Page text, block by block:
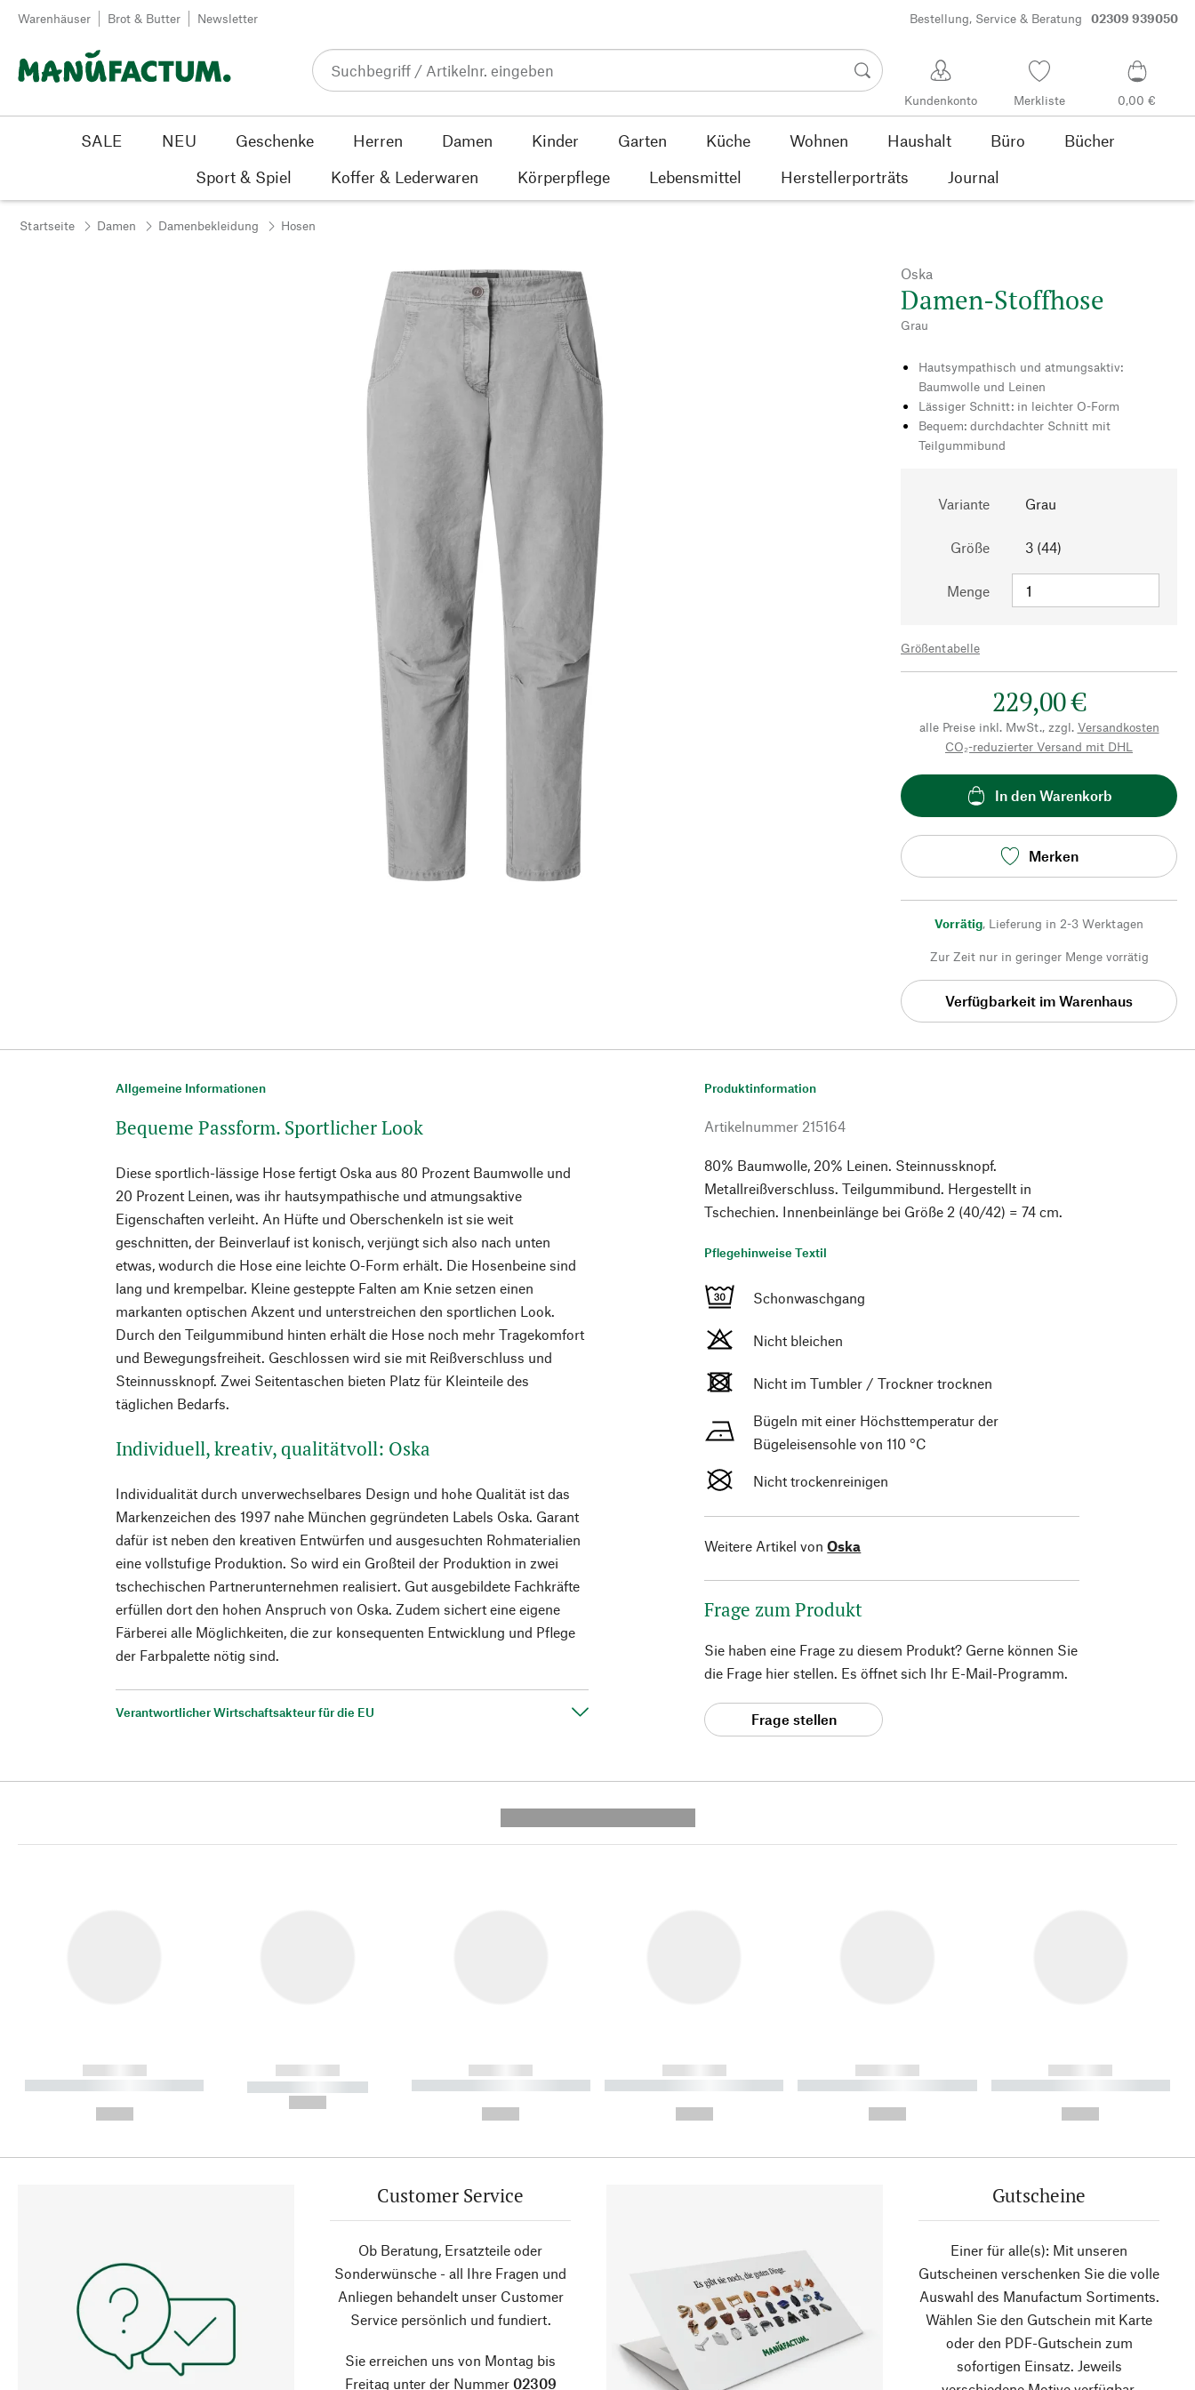
Zum Inhalt springen
Warenhäuser Brot & Butter Newsletter Bestellung, Service & Beratung 02309 939050
Kundenkonto Merkliste 0,00 €
SALE NEU Geschenke Herren Damen Kinder Garten Küche Wohnen Haushalt Büro
Bücher
Sport & Spiel
Koffer & Lederwaren Körperpflege Lebensmittel Herstellerporträts Journal
Startseite Damen Damenbekleidung Hosen
Oska
Damen-Stoffhose
Grau
Hautsympathisch und atmungsaktiv:
Baumwolle und Leinen
Lässiger Schnitt: in leichter O-Form
Bequem: durchdachter Schnitt mit
Teilgummibund
Variante Grau
Größe 3 (44)
Menge
Größentabelle
229,00 €
alle Preise inkl. MwSt., zzgl. Versandkosten
CO₂-reduzierter Versand mit DHL
In den Warenkorb
Merken
Vorrätig, Lieferung in 2-3 Werktagen
Zur Zeit nur in geringer Menge vorrätig
Verfügbarkeit im Warenhaus
Allgemeine Informationen
Bequeme Passform. Sportlicher Look
Diese sportlich-lässige Hose fertigt Oska aus 80 Prozent Baumwolle und
20 Prozent Leinen, was ihr hautsympathische und atmungsaktive
Eigenschaften verleiht. An Hüfte und Oberschenkeln ist sie weit
geschnitten, der Beinverlauf ist konisch, verjüngt sich also nach unten
etwas, wodurch die Hose eine leichte O-Form erhält. Die Hosenbeine sind
lang und krempelbar. Kleine gesteppte Falten am Knie setzen einen
markanten optischen Akzent und unterstreichen den sportlichen Look.
Durch den Teilgummibund hinten erhält die Hose noch mehr Tragekomfort
und Bewegungsfreiheit. Geschlossen wird sie mit Reißverschluss und
Steinnussknopf. Zwei Seitentaschen bieten Platz für Kleinteile des
täglichen Bedarfs.
Individuell, kreativ, qualitätvoll: Oska
Individualität durch unverwechselbares Design und hohe Qualität ist das
Markenzeichen des 1997 nahe München gegründeten Labels Oska. Garant
dafür ist neben den kreativen Entwürfen und ausgesuchten Rohmaterialien
eine vollstufige Produktion. So wird ein Großteil der Produktion in zwei
tschechischen Partnerunternehmen realisiert. Gut ausgebildete Fachkräfte
erfüllen dort den hohen Anspruch von Oska. Zudem sichert eine eigene
Färberei alle Möglichkeiten, die zur konsequenten Entwicklung und Pflege
der Farbpalette nötig sind.
Verantwortlicher Wirtschaftsakteur für die EU
Produktinformation
Artikelnummer 215164
80% Baumwolle, 20% Leinen. Steinnussknopf.
Metallreißverschluss. Teilgummibund. Hergestellt in
Tschechien. Innenbeinlänge bei Größe 2 (40/42) = 74 cm.
Pflegehinweise Textil
Schonwaschgang
Nicht bleichen
Nicht im Tumbler / Trockner trocknen
Bügeln mit einer Höchsttemperatur der
Bügeleisensohle von 110 °C
Nicht trockenreinigen
Weitere Artikel von Oska
Frage zum Produkt
Sie haben eine Frage zu diesem Produkt? Gerne können Sie
die Frage hier stellen. Es öffnet sich Ihr E-Mail-Programm.
Frage stellen
------------
----------- ----------- ----------
------------
----------- -----------
------------
----------- ----------- ----------
------------
----------- ----------- ----------
------------
----------- ----------- ----------
------------
----------- ----------- ----------
Customer Service
Ob Beratung, Ersatzteile oder
Sonderwünsche - all Ihre Fragen und
Anliegen behandelt unser Customer
Service persönlich und fundiert.
Sie erreichen uns von Montag bis
Freitag unter der Nummer 02309
Gutscheine
Einer für alle(s): Mit unseren
Gutscheinen verschenken Sie die volle
Auswahl des Manufactum Sortiments.
Wählen Sie den Gutschein mit Karte
oder den PDF-Gutschein zum
sofortigen Einsatz. Jeweils